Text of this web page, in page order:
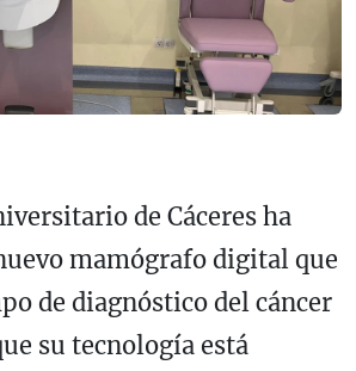
de Cáceres ha
mamógrafo digital que
de diagnóstico del cáncer
su tecnología está